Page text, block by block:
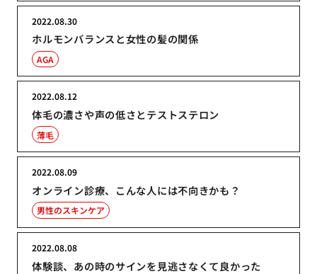
ホルモンバランスと女性の髪の関係
2022.08.30
AGA
体毛の濃さや声の低さとテストステロン
2022.08.12
薄毛
オンライン診療、こんな人には不向きかも？
2022.08.09
男性のスキンケア
体験談、あの時のサインを見逃さなくて良かった
2022.08.08